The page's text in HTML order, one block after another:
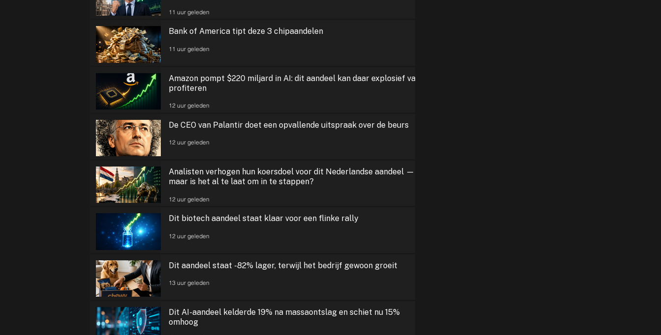
11 uur geleden
Bank of America tipt deze 3 chipaandelen
11 uur geleden
Amazon pompt $220 miljard in AI: dit aandeel kan daar explosief van
profiteren
12 uur geleden
De CEO van Palantir doet een opvallende uitspraak over de beurs
12 uur geleden
Analisten verhogen hun koersdoel voor dit Nederlandse aandeel —
maar is het al te laat om in te stappen?
12 uur geleden
Dit biotech aandeel staat klaar voor een flinke rally
12 uur geleden
Dit aandeel staat -82% lager, terwijl het bedrijf gewoon groeit
13 uur geleden
Dit AI-aandeel kelderde 19% na massaontslag en schiet nu 15%
omhoog